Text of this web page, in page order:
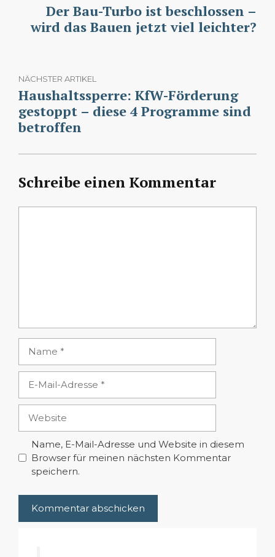
Der Bau-Turbo ist beschlossen –
wird das Bauen jetzt viel leichter?
NÄCHSTER ARTIKEL
Haushaltssperre: KfW-Förderung
gestoppt – diese 4 Programme sind
betroffen
Schreibe einen Kommentar
Mail-
Adresse
Name, E-Mail-Adresse und Website in diesem
Browser für meinen nächsten Kommentar
speichern.